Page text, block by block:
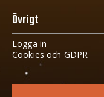
Övrigt
Logga in
Cookies och GDPR